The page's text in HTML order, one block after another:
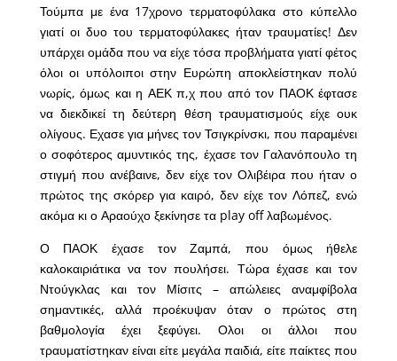
Τούμπα με ένα 17χρονο τερματοφύλακα στο κύπελλο
γιατί οι δυο του τερματοφύλακες ήταν τραυματίες! Δεν
υπάρχει ομάδα που να είχε τόσα προβλήματα γιατί φέτος
όλοι οι υπόλοιποι στην Ευρώπη αποκλείστηκαν πολύ
νωρίς, όμως και η ΑΕΚ π,χ που από τον ΠΑΟΚ έφτασε
να διεκδικεί τη δεύτερη θέση τραυματισμούς είχε ουκ
ολίγους. Εχασε για μήνες τον Τσιγκρίνσκι, που παραμένει
ο σοφότερος αμυντικός της, έχασε τον Γαλανόπουλο τη
στιγμή που ανέβαινε, δεν είχε τον Ολιβέιρα που ήταν ο
πρώτος της σκόρερ για καιρό, δεν είχε τον Λόπεζ, ενώ
ακόμα κι ο Αραούχο ξεκίνησε τα play off λαβωμένος.
Ο ΠΑΟΚ έχασε τον Ζαμπά, που όμως ήθελε
καλοκαιριάτικα να τον πουλήσει. Τώρα έχασε και τον
Ντούγκλας και τον Μίσιτς – απώλειες αναμφίβολα
σημαντικές, αλλά προέκυψαν όταν ο πρώτος στη
βαθμολογία έχει ξεφύγει. Ολοι οι άλλοι που
τραυματίστηκαν είναι είτε μεγάλα παιδιά, είτε παίκτες που